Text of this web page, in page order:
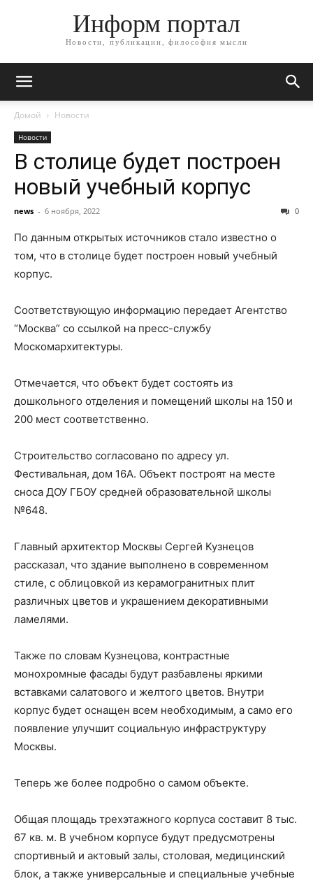
Информ портал
Новости, публикации, философия мысли
Домой Новости
Новости
В столице будет построен
новый учебный корпус
news - 6 ноября, 2022 0
По данным открытых источников стало известно о
том, что в столице будет построен новый учебный
корпус.
Соответствующую информацию передает Агентство
“Москва” со ссылкой на пресс-службу
Москомархитектуры.
Отмечается, что объект будет состоять из
дошкольного отделения и помещений школы на 150 и
200 мест соответственно.
Строительство согласовано по адресу ул.
Фестивальная, дом 16А. Объект построят на месте
сноса ДОУ ГБОУ средней образовательной школы
№648.
Главный архитектор Москвы Сергей Кузнецов
рассказал, что здание выполнено в современном
стиле, с облицовкой из керамогранитных плит
различных цветов и украшением декоративными
ламелями.
Также по словам Кузнецова, контрастные
монохромные фасады будут разбавлены яркими
вставками салатового и желтого цветов. Внутри
корпус будет оснащен всем необходимым, а само его
появление улучшит социальную инфраструктуру
Москвы.
Теперь же более подробно о самом объекте.
Общая площадь трехэтажного корпуса составит 8 тыс.
67 кв. м. В учебном корпусе будут предусмотрены
спортивный и актовый залы, столовая, медицинский
блок, а также универсальные и специальные учебные